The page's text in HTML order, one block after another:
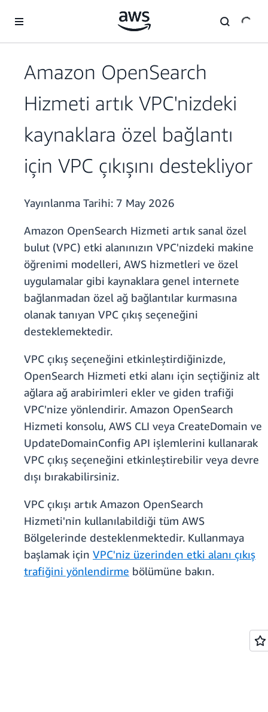
Amazon OpenSearch
Hizmeti artık VPC'nizdeki
kaynaklara özel bağlantı
için VPC çıkışını destekliyor
Yayınlanma Tarihi: 7 May 2026
Amazon OpenSearch Hizmeti artık sanal özel
bulut (VPC) etki alanınızın VPC'nizdeki makine
öğrenimi modelleri, AWS hizmetleri ve özel
uygulamalar gibi kaynaklara genel internete
bağlanmadan özel ağ bağlantılar kurmasına
olanak tanıyan VPC çıkış seçeneğini
desteklemektedir.
VPC çıkış seçeneğini etkinleştirdiğinizde,
OpenSearch Hizmeti etki alanı için seçtiğiniz alt
ağlara ağ arabirimleri ekler ve giden trafiği
VPC'nize yönlendirir. Amazon OpenSearch
Hizmeti konsolu, AWS CLI veya CreateDomain ve
UpdateDomainConfig API işlemlerini kullanarak
VPC çıkış seçeneğini etkinleştirebilir veya devre
dışı bırakabilirsiniz.
VPC çıkışı artık Amazon OpenSearch
Hizmeti'nin kullanılabildiği tüm AWS
Bölgelerinde desteklenmektedir. Kullanmaya
başlamak için VPC'niz üzerinden etki alanı çıkış
trafiğini yönlendirme bölümüne bakın.